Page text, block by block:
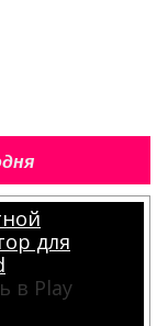
для
в Play